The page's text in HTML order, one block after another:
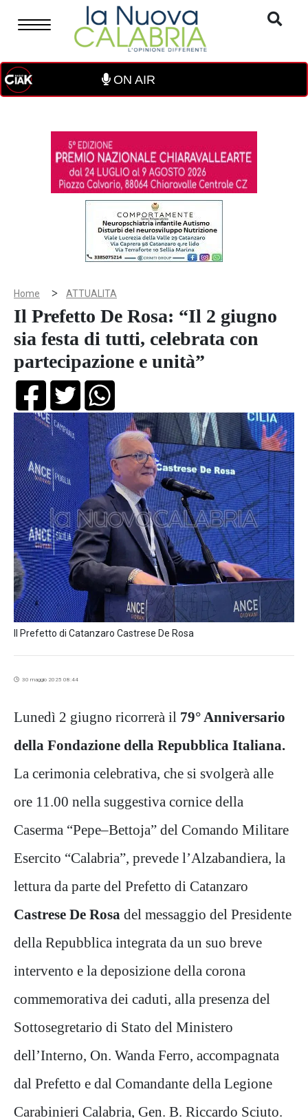
ON AIR
Home > ATTUALITA
Il Prefetto De Rosa: “Il 2 giugno
sia festa di tutti, celebrata con
partecipazione e unità”
Il Prefetto di Catanzaro Castrese De Rosa
30 maggio 2025 08:44
Lunedì 2 giugno ricorrerà il 79° Anniversario
della Fondazione della Repubblica Italiana.
La cerimonia celebrativa, che si svolgerà alle
ore 11.00 nella suggestiva cornice della
Caserma “Pepe–Bettoja” del Comando Militare
Esercito “Calabria”, prevede l’Alzabandiera, la
lettura da parte del Prefetto di Catanzaro
Castrese De Rosa del messaggio del Presidente
della Repubblica integrata da un suo breve
intervento e la deposizione della corona
commemorativa dei caduti, alla presenza del
Sottosegretario di Stato del Ministero
dell’Interno, On. Wanda Ferro, accompagnata
dal Prefetto e dal Comandante della Legione
Carabinieri Calabria, Gen. B. Riccardo Sciuto.